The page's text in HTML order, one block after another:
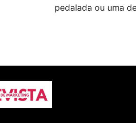
pedalada ou uma